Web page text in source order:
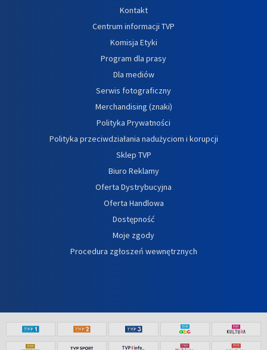
Kontakt
Centrum informacji TVP
Komisja Etyki
Program dla prasy
Dla mediów
Serwis fotograficzny
Merchandising (znaki)
Polityka Prywatności
Polityka przeciwdziałania nadużyciom i korupcji
Sklep TVP
Biuro Reklamy
Oferta Dystrybucyjna
Oferta Handlowa
Dostępność
Moje zgody
Procedura zgłoszeń wewnętrznych